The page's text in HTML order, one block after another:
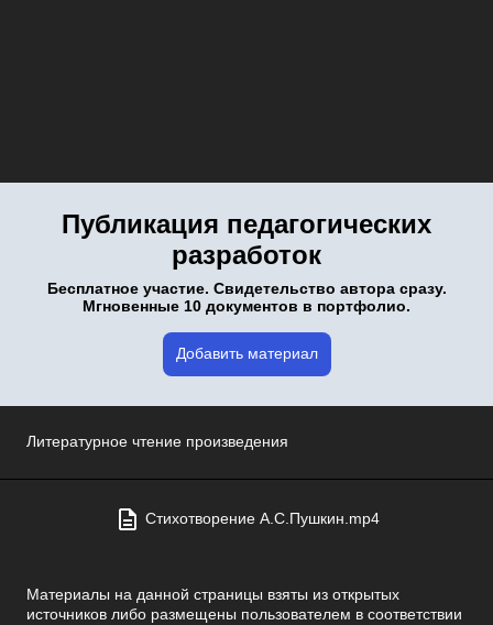
Публикация педагогических
разработок
Бесплатное участие. Свидетельство автора сразу.
Мгновенные 10 документов в портфолио.
Добавить материал
Литературное чтение произведения
Стихотворение А.С.Пушкин.mp4
Материалы на данной страницы взяты из открытых
источников либо размещены пользователем в соответствии